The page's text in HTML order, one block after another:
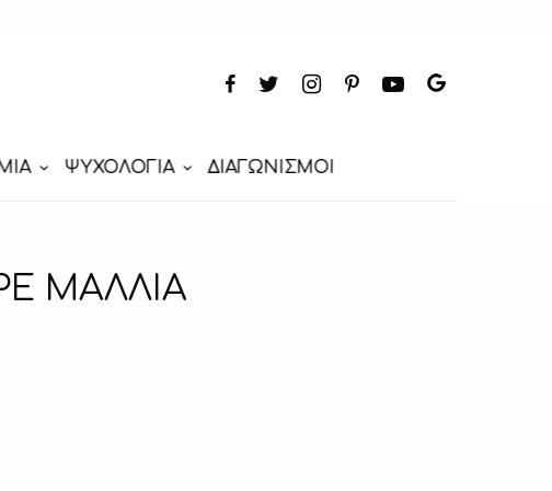
ΨΥΧΟΛΟΓΙΑ ΔΙΑΓΩΝΙΣΜΟΙ
ΜΑΛΛΙΑ